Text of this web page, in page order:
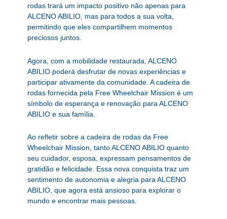
rodas trará um impacto positivo não apenas para
ALCENO ABILIO, mas para todos a sua volta,
permitindo que eles compartilhem momentos
preciosos juntos.
Agora, com a mobilidade restaurada, ALCENO
ABILIO poderá desfrutar de novas experiências e
participar ativamente da comunidade. A cadeira de
rodas fornecida pela Free Wheelchair Mission é um
símbolo de esperança e renovação para ALCENO
ABILIO e sua família.
Ao refletir sobre a cadeira de rodas da Free
Wheelchair Mission, tanto ALCENO ABILIO quanto
seu cuidador, esposa, expressam pensamentos de
gratidão e felicidade. Essa nova conquista traz um
sentimento de autonomia e alegria para ALCENO
ABILIO, que agora está ansioso para explorar o
mundo e encontrar mais pessoas.